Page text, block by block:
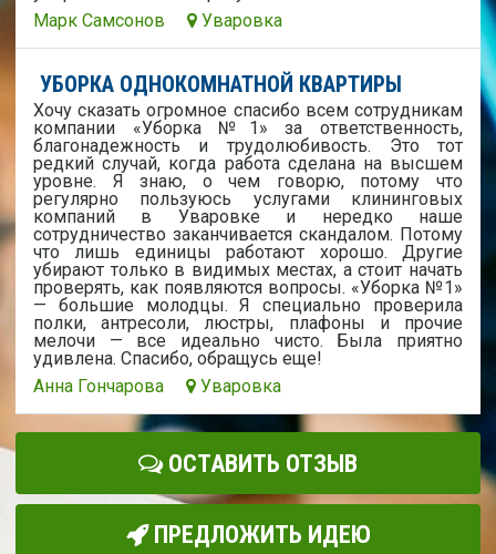
Марк Самсонов
Уваровка
УБОРКА ОДНОКОМНАТНОЙ КВАРТИРЫ
Хочу сказать огромное спасибо всем сотрудникам
компании «Уборка №1» за ответственность,
благонадежность и трудолюбивость. Это тот
редкий случай, когда работа сделана на высшем
уровне. Я знаю, о чем говорю, потому что
регулярно пользуюсь услугами клининговых
компаний в Уваровке и нередко наше
сотрудничество заканчивается скандалом. Потому
что лишь единицы работают хорошо. Другие
убирают только в видимых местах, а стоит начать
проверять, как появляются вопросы. «Уборка №1»
— большие молодцы. Я специально проверила
полки, антресоли, люстры, плафоны и прочие
мелочи — все идеально чисто. Была приятно
удивлена. Спасибо, обращусь еще!
Анна Гончарова
Уваровка
ОСТАВИТЬ ОТЗЫВ
ПРЕДЛОЖИТЬ ИДЕЮ